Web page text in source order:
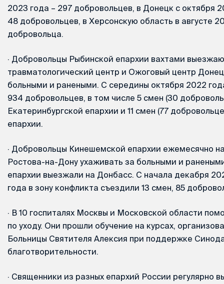
2023 года – 297 добровольцев, в Донецк с октября
48 добровольцев, в Херсонскую область в августе
добровольца.
· Добровольцы Рыбинской епархии вахтами
травматологический центр и Ожоговый центр
больными и ранеными. С середины октября 2022
934 добровольцев, в том числе 5 смен (30
Екатеринбургской епархии и 11 смен (77
епархии.
· Добровольцы Кинешемской епархии ежемесячно
Ростова-на-Дону ухаживать за больными и
епархии выезжали на Донбасс. С начала декабря
года в зону конфликта съездили 13 смен, 85
· В 10 госпиталях Москвы и Московской области
по уходу. Они прошли обучение на курсах,
Больницы Святителя Алексия при поддержке
благотворительности.
· Священники из разных епархий России регулярно